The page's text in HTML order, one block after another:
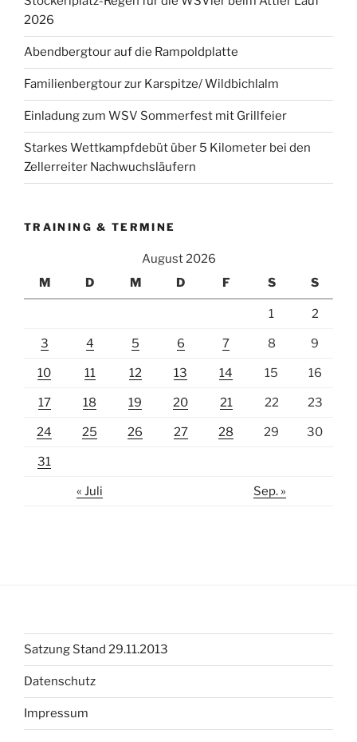
2026
Abendbergtour auf die Rampoldplatte
Familienbergtour zur Karspitze/ Wildbichlalm
Einladung zum WSV Sommerfest mit Grillfeier
Starkes Wettkampfdebüt über 5 Kilometer bei den
Zellerreiter Nachwuchsläufern
TRAINING & TERMINE
August 2026
M
D M D F S S
1 2
3 4 5 6 7 8 9
10 11 12 13 14 15 16
17 18 19 20 21 22 23
24 25 26 27 28 29 30
31
« Juli Sep. »
Satzung Stand 29.11.2013
Datenschutz
Impressum